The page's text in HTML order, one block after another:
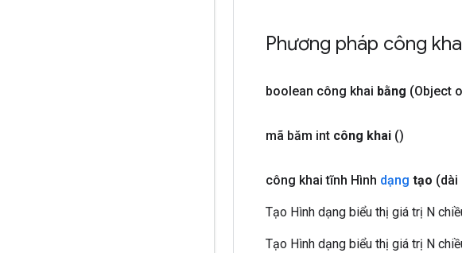
Phương pháp công
boolean công khai bằng (Object
mã băm int công khai ()
công khai tĩnh Hình dạng tạo (dài
Tạo Hình dạng biểu thị giá trị N
Tạo Hình dạng biểu thị giá trị N